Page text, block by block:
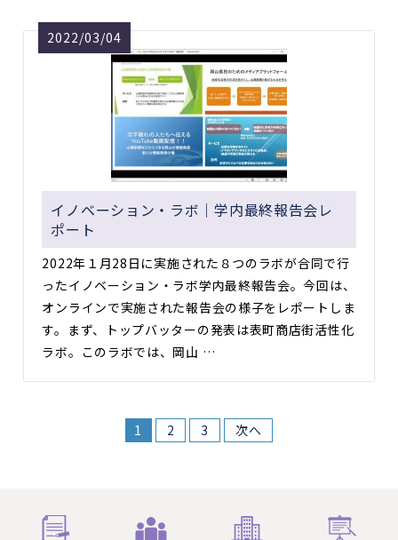
2022/03/04
イノベーション・ラボ｜学内最終報告会レ
ポート
2022年１月28日に実施された８つのラボが合同で行
ったイノベーション・ラボ学内最終報告会。今回は、
オンラインで実施された報告会の様子をレポートしま
す。まず、トップバッターの発表は表町商店街活性化
ラボ。このラボでは、岡山 …
1 2 3 次へ